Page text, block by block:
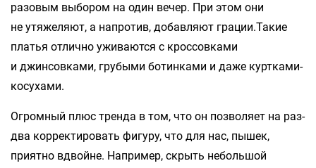
разовым выбором на один вечер. При этом они
не утяжеляют, а напротив, добавляют грации.Такие
платья отлично уживаются с кроссовками
и джинсовками, грубыми ботинками и даже куртками-
косухами.
Огромный плюс тренда в том, что он позволяет на раз-
два корректировать фигуру, что для нас, пышек,
приятно вдвойне. Например, скрыть небольшой